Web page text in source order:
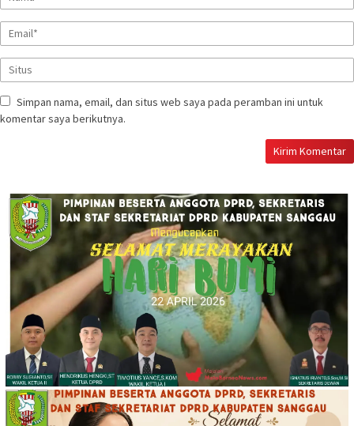
Simpan nama, email, dan situs web saya pada peramban ini untuk
komentar saya berikutnya.